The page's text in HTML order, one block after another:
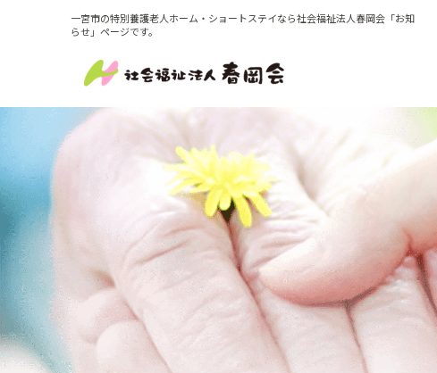
一宮市の特別養護老人ホーム・ショートステイなら社会福祉法人春岡会「お知
らせ」ページです。